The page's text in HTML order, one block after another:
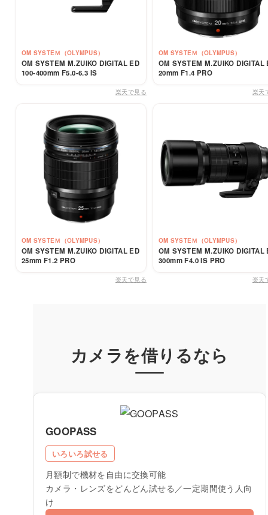
OM SYSTEＭ（OLYMPUS）
OM SYSTEM M.ZUIKO DIGITAL ED
100-400mm F5.0-6.3 IS
楽天で見る
OM SYSTEＭ（OLYMPUS）
OM SYSTEM M.ZUIKO DIGITAL
20mm F1.4 PRO
楽天
OM SYSTEＭ（OLYMPUS）
OM SYSTEM M.ZUIKO DIGITAL ED
25mm F1.2 PRO
楽天で見る
OM SYSTEＭ（OLYMPUS）
OM SYSTEM M.ZUIKO DIGITAL
300mm F4.0 IS PRO
楽天
カメラを借りるなら
GOOPASS
いろいろ試せる
月額制で機材を自由に交換可能
カメラ・レンズをどんどん試せる／一定期間使う人向
け